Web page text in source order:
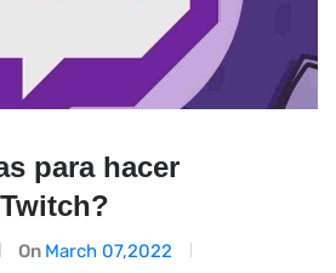
para hacer
On March 07,2022